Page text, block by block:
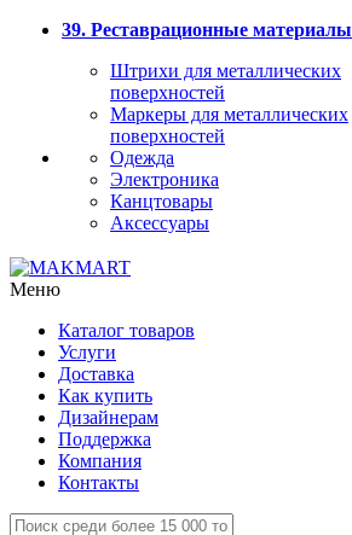
39. Реставрационные материалы
Штрихи для металлических
поверхностей
Маркеры для металлических
поверхностей
Одежда
Электроника
Канцтовары
Аксессуары
Меню
Каталог товаров
Услуги
Доставка
Как купить
Дизайнерам
Поддержка
Компания
Контакты